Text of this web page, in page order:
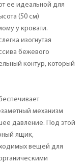
ее идеальной для
(50 см)
у кровати.
изогнутая
бежевого
контур, который
механизм
давление. Под этой
ящик,
вещей для